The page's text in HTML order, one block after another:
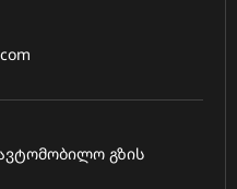
გზის